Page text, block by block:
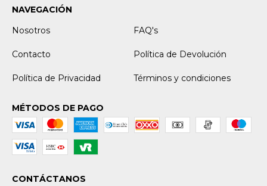
NAVEGACIÓN
Nosotros
FAQ's
Contacto Política de Devolución
Política de Privacidad Términos y condiciones
MÉTODOS DE PAGO
CONTÁCTANOS